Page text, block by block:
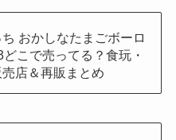
おかしなたまごボーロ
どこで売ってる？食玩・
店＆再販まとめ